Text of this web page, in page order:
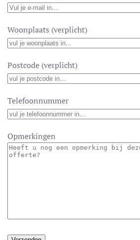
Woonplaats (verplicht)
Postcode (verplicht)
Telefoonnummer
Opmerkingen